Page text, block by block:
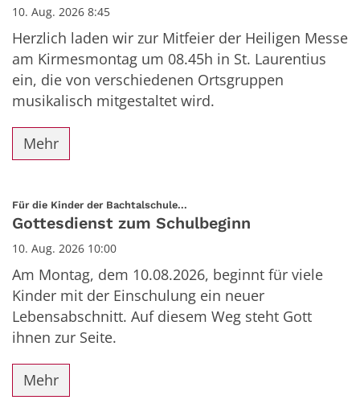
10. Aug. 2026 8:45
Herzlich laden wir zur Mitfeier der Heiligen Messe
am Kirmesmontag um 08.45h in St. Laurentius
ein, die von verschiedenen Ortsgruppen
musikalisch mitgestaltet wird.
Mehr
Für die Kinder der Bachtalschule...
Gottesdienst zum Schulbeginn
10. Aug. 2026 10:00
Am Montag, dem 10.08.2026, beginnt für viele
Kinder mit der Einschulung ein neuer
Lebensabschnitt. Auf diesem Weg steht Gott
ihnen zur Seite.
Mehr